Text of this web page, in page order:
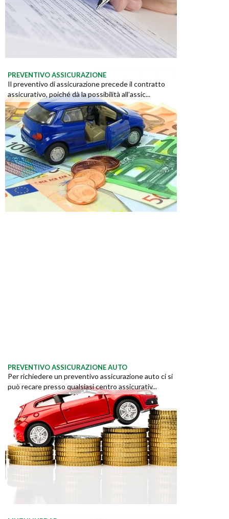
PREVENTIVO ASSICURAZIONE
Il preventivo di assicurazione precede il contratto
assicurativo, poiché dà la possibilità all’assic...
PREVENTIVO ASSICURAZIONE AUTO
Per richiedere un preventivo assicurazione auto ci si
può recare presso qualsiasi centro assicurativ...